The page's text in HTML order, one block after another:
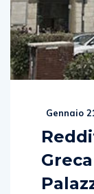
Gennaio